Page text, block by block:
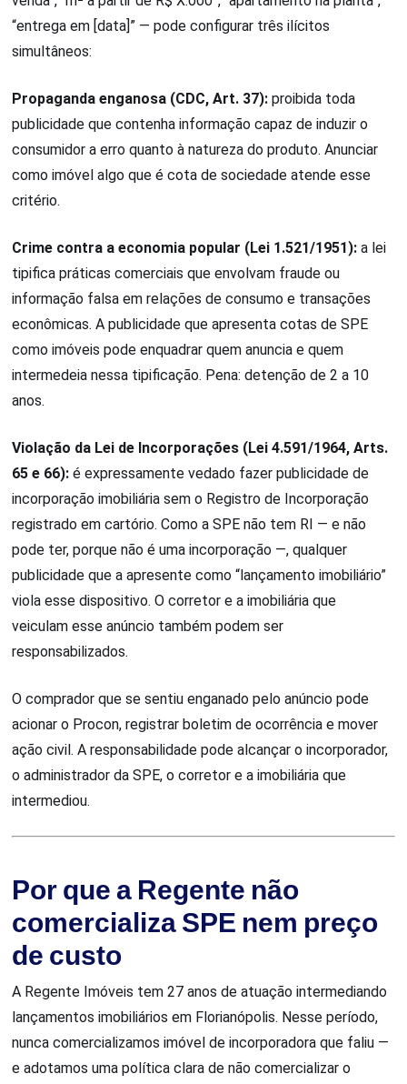
“entrega em [data]” — pode configurar três ilícitos
simultâneos:
Propaganda enganosa (CDC, Art. 37): proibida toda
publicidade que contenha informação capaz de induzir o
consumidor a erro quanto à natureza do produto. Anunciar
como imóvel algo que é cota de sociedade atende esse
critério.
Crime contra a economia popular (Lei 1.521/1951): a lei
tipifica práticas comerciais que envolvam fraude ou
informação falsa em relações de consumo e transações
econômicas. A publicidade que apresenta cotas de SPE
como imóveis pode enquadrar quem anuncia e quem
intermedeia nessa tipificação. Pena: detenção de 2 a 10
anos.
Violação da Lei de Incorporações (Lei 4.591/1964, Arts.
65 e 66): é expressamente vedado fazer publicidade de
incorporação imobiliária sem o Registro de Incorporação
registrado em cartório. Como a SPE não tem RI — e não
pode ter, porque não é uma incorporação —, qualquer
publicidade que a apresente como “lançamento imobiliário”
viola esse dispositivo. O corretor e a imobiliária que
veiculam esse anúncio também podem ser
responsabilizados.
O comprador que se sentiu enganado pelo anúncio pode
acionar o Procon, registrar boletim de ocorrência e mover
ação civil. A responsabilidade pode alcançar o incorporador,
o administrador da SPE, o corretor e a imobiliária que
intermediou.
Por que a Regente não
comercializa SPE nem preço
de custo
A Regente Imóveis tem 27 anos de atuação intermediando
lançamentos imobiliários em Florianópolis. Nesse período,
nunca comercializamos imóvel de incorporadora que faliu —
e adotamos uma política clara de não comercializar o